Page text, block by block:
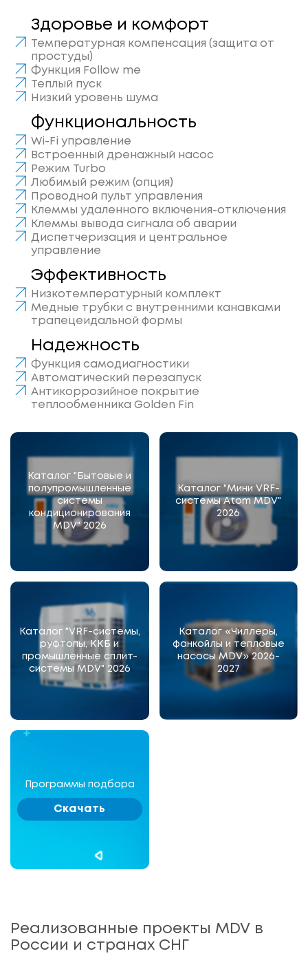
Здоровье и комфорт
Температурная компенсация (защита от
простуды)
Функция Follow me
Теплый пуск
Низкий уровень шума
Функциональность
Wi-Fi управление
Встроенный дренажный насос
Режим Turbo
Любимый режим (опция)
Проводной пульт управления
Клеммы удаленного включения-отключения
Клеммы вывода сигнала об аварии
Диспетчеризация и центральное
управление
Эффективность
Низкотемпературный комплект
Медные трубки с внутренними канавками
трапецеидальной формы
Надежность
Функция самодиагностики
Автоматический перезапуск
Антикоррозийное покрытие
теплообменника Golden Fin
Каталог "Бытовые и
полупромышленные
системы
кондиционирования
MDV" 2026
Каталог "Мини VRF-
системы Atom MDV"
2026
Каталог "VRF-системы,
руфтопы, ККБ и
промышленные сплит-
системы MDV" 2026
Каталог «Чиллеры,
фанкойлы и тепловые
насосы MDV» 2026-
2027
Программы подбора
Скачать
Реализованные проекты MDV в
России и странах СНГ